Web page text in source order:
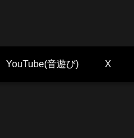
YouTube(音遊び) X